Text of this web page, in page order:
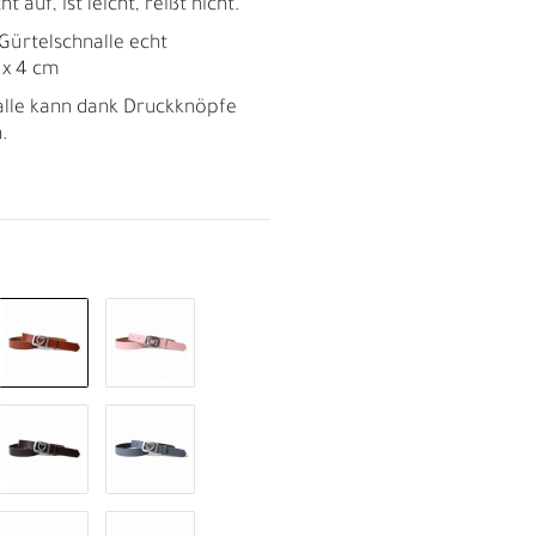
R
auf, ist leicht, reißt nicht.
echt
4 cm
kann dank Druckknöpfe